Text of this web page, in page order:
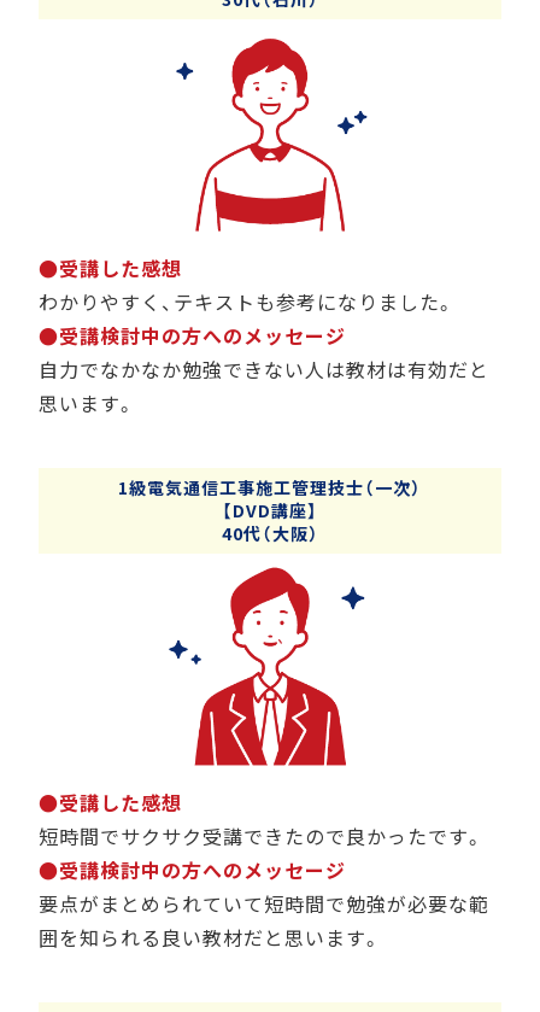
●受講した感想
わかりやすく、テキストも参考になりました。
●受講検討中の方へのメッセージ
自力でなかなか勉強できない人は教材は有効だと
思います。
1級電気通信工事施工管理技士（一次）
【DVD講座】
40代（大阪）
●受講した感想
短時間でサクサク受講できたので良かったです。
●受講検討中の方へのメッセージ
要点がまとめられていて短時間で勉強が必要な範
囲を知られる良い教材だと思います。